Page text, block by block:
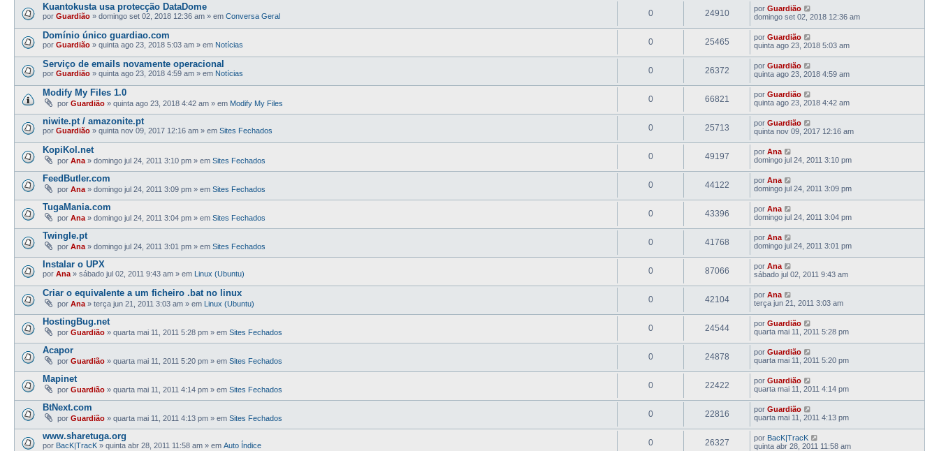
Kuantokusta usa protecção DataDome
por Guardião » domingo set 02, 2018 12:36 am » em Conversa Geral 0 24910 por Guardião
domingo set 02, 2018 12:36 am
Domínio único guardiao.com
por Guardião » quinta ago 23, 2018 5:03 am » em Notícias 0 25465 por Guardião
quinta ago 23, 2018 5:03 am
Serviço de emails novamente operacional
por Guardião » quinta ago 23, 2018 4:59 am » em Notícias 0 26372 por Guardião
quinta ago 23, 2018 4:59 am
Modify My Files 1.0
por Guardião » quinta ago 23, 2018 4:42 am » em Modify My Files 0 66821 por Guardião
quinta ago 23, 2018 4:42 am
niwite.pt / amazonite.pt
por Guardião » quinta nov 09, 2017 12:16 am » em Sites Fechados 0 25713 por Guardião
quinta nov 09, 2017 12:16 am
KopiKol.net
por Ana » domingo jul 24, 2011 3:10 pm » em Sites Fechados 0 49197 por Ana
domingo jul 24, 2011 3:10 pm
FeedButler.com
por Ana » domingo jul 24, 2011 3:09 pm » em Sites Fechados 0 44122 por Ana
domingo jul 24, 2011 3:09 pm
TugaMania.com
por Ana » domingo jul 24, 2011 3:04 pm » em Sites Fechados 0 43396 por Ana
domingo jul 24, 2011 3:04 pm
Twingle.pt
por Ana » domingo jul 24, 2011 3:01 pm » em Sites Fechados 0 41768 por Ana
domingo jul 24, 2011 3:01 pm
Instalar o UPX
por Ana » sábado jul 02, 2011 9:43 am » em Linux (Ubuntu) 0 87066 por Ana
sábado jul 02, 2011 9:43 am
Criar o equivalente a um ficheiro .bat no linux
por Ana » terça jun 21, 2011 3:03 am » em Linux (Ubuntu) 0 42104 por Ana
terça jun 21, 2011 3:03 am
HostingBug.net
por Guardião » quarta mai 11, 2011 5:28 pm » em Sites Fechados 0 24544 por Guardião
quarta mai 11, 2011 5:28 pm
Acapor
por Guardião » quarta mai 11, 2011 5:20 pm » em Sites Fechados 0 24878 por Guardião
quarta mai 11, 2011 5:20 pm
Mapinet
por Guardião » quarta mai 11, 2011 4:14 pm » em Sites Fechados 0 22422 por Guardião
quarta mai 11, 2011 4:14 pm
BtNext.com
por Guardião » quarta mai 11, 2011 4:13 pm » em Sites Fechados 0 22816 por Guardião
quarta mai 11, 2011 4:13 pm
www.sharetuga.org
por BacK|TracK » quinta abr 28, 2011 11:58 am » em Auto Índice 0 26327 por BacK|TracK
quinta abr 28, 2011 11:58 am